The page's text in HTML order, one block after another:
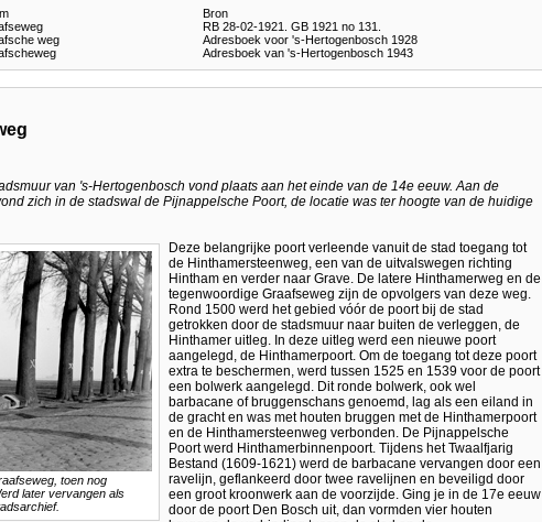
Bron
RB 28-02-1921. GB 1921 no 131.
weg
Adresboek voor 's-Hertogenbosch 1928
Adresboek van 's-Hertogenbosch 1943
van 's-Hertogenbosch vond plaats aan het einde van de 14e eeuw. Aan de
zich in de stadswal de Pijnappelsche Poort, de locatie was ter hoogte van de huidige
toen nog
later vervangen als
Deze belangrijke poort verleende vanuit de stad toegang tot
de Hinthamersteenweg, een van de uitvalswegen richting
Hintham en verder naar Grave. De latere Hinthamerweg en de
tegenwoordige Graafseweg zijn de opvolgers van deze weg.
Rond 1500 werd het gebied vóór de poort bij de stad
getrokken door de stadsmuur naar buiten de verleggen, de
Hinthamer uitleg. In deze uitleg werd een nieuwe poort
aangelegd, de Hinthamerpoort. Om de toegang tot deze poort
extra te beschermen, werd tussen 1525 en 1539 voor de poort
een bolwerk aangelegd. Dit ronde bolwerk, ook wel
barbacane of bruggenschans genoemd, lag als een eiland in
de gracht en was met houten bruggen met de Hinthamerpoort
en de Hinthamersteenweg verbonden. De Pijnappelsche
Poort werd Hinthamerbinnenpoort. Tijdens het Twaalfjarig
Bestand (1609-1621) werd de barbacane vervangen door een
ravelijn, geflankeerd door twee ravelijnen en beveiligd door
een groot kroonwerk aan de voorzijde. Ging je in de 17e eeuw
door de poort Den Bosch uit, dan vormden vier houten